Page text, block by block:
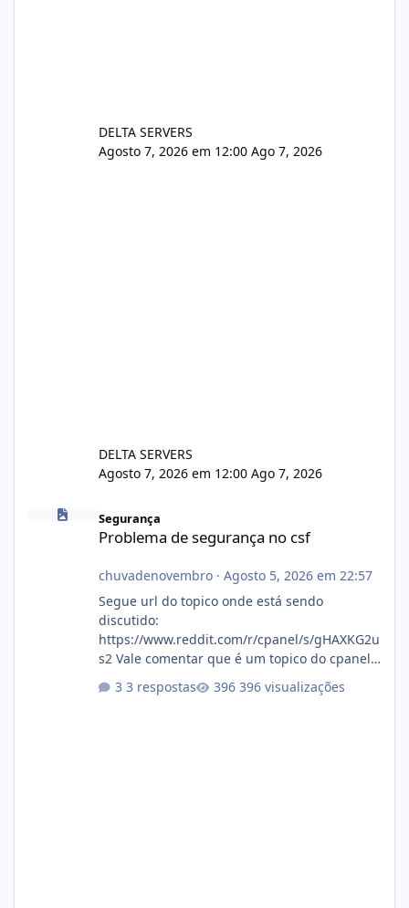
DELTA SERVERS
Agosto 7, 2026 em 12:00 Ago 7, 2026
DELTA SERVERS
Agosto 7, 2026 em 12:00 Ago 7, 2026
Segurança
Problema de segurança no csf
chuvadenovembro· Agosto 5, 2026 em 22:57
Segue url do topico onde está sendo
discutido:
https://www.reddit.com/r/cpanel/s/gHAXKG2u
s2 Vale comentar que é um topico do cpanel...
3 respostas 396 visualizações